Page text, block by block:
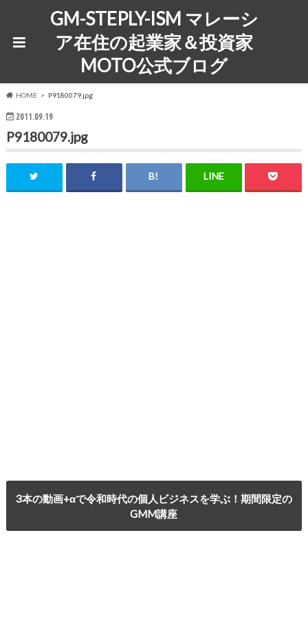
GM-STEPLY-ISM マレーシ
ア在住の起業家＆投資家
MOTO公式ブログ
HOME P9180079.jpg
2011.09.19
P9180079.jpg
3本の動画+αで令和時代の個人ビジネスを学ぶ！期間限定の
GMM講座